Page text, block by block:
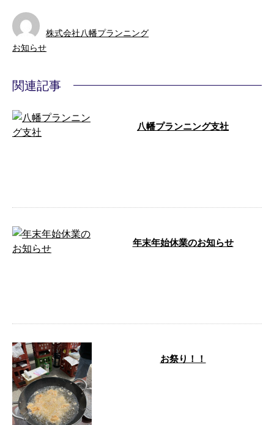
株式会社八幡プランニング
お知らせ
関連記事
八幡プランニング支社
年末年始休業のお知らせ
お祭り！！